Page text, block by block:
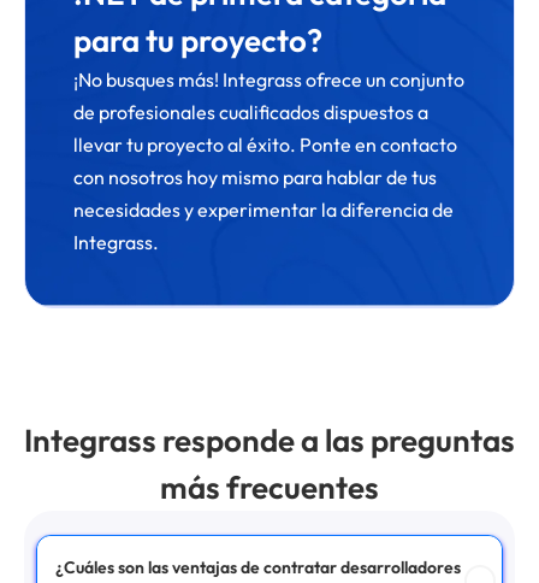
para tu proyecto?
¡No busques más! Integrass ofrece un conjunto
de profesionales cualificados dispuestos a
llevar tu proyecto al éxito. Ponte en contacto
con nosotros hoy mismo para hablar de tus
necesidades y experimentar la diferencia de
Integrass.
Integrass responde a las preguntas
más frecuentes
¿Cuáles son las ventajas de contratar desarrolladores